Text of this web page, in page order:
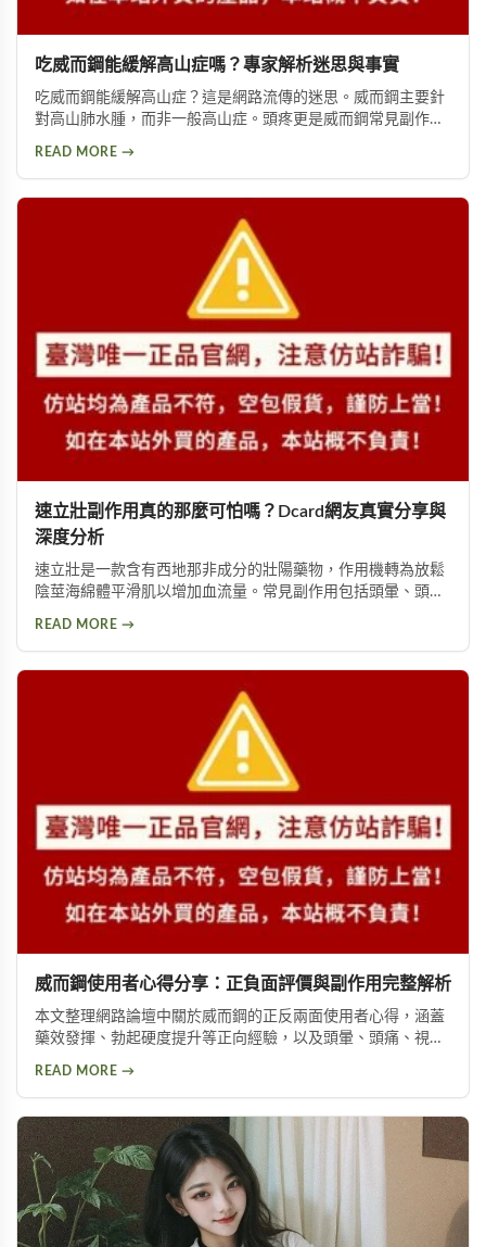
吃威而鋼能緩解高山症嗎？專家解析迷思與事實
吃威而鋼能緩解高山症？這是網路流傳的迷思。威而鋼主要針
對高山肺水腫，而非一般高山症。頭疼更是威而鋼常見副作
READ MORE →
速立壯副作用真的那麼可怕嗎？Dcard網友真實分享與
深度分析
速立壯是一款含有西地那非成分的壯陽藥物，作用機轉為放鬆
陰莖海綿體平滑肌以增加血流量。常見副作用包括頭暈、頭
READ MORE →
威而鋼使用者心得分享：正負面評價與副作用完整解析
本文整理網路論壇中關於威而鋼的正反兩面使用者心得，涵蓋
藥效發揮、勃起硬度提升等正向經驗，以及頭暈、頭痛、視覺
READ MORE →